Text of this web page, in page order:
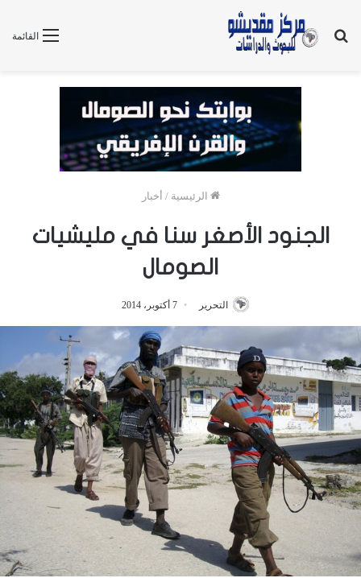
القائمة
بحث
الرئيسية / أخبار
الجنود الأصغر سنا في مليشيات
الصومال
التحرير 7 أكتوبر، 2014